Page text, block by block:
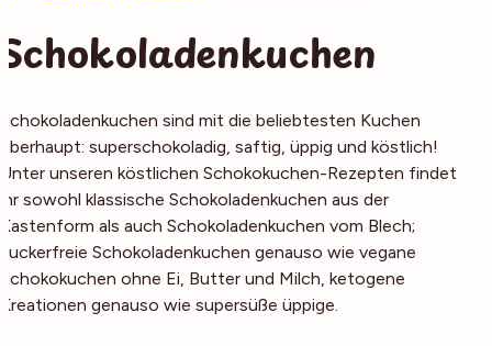
Schokoladenkuchen
Schokoladenkuchen sind mit die beliebtesten Kuchen
überhaupt: superschokoladig, saftig, üppig und köstlich!
Unter unseren köstlichen Schokokuchen-Rezepten findet
ihr sowohl klassische Schokoladenkuchen aus der
Kastenform als auch Schokoladenkuchen vom Blech;
zuckerfreie Schokoladenkuchen genauso wie vegane
Schokokuchen ohne Ei, Butter und Milch, ketogene
Kreationen genauso wie supersüße üppige.